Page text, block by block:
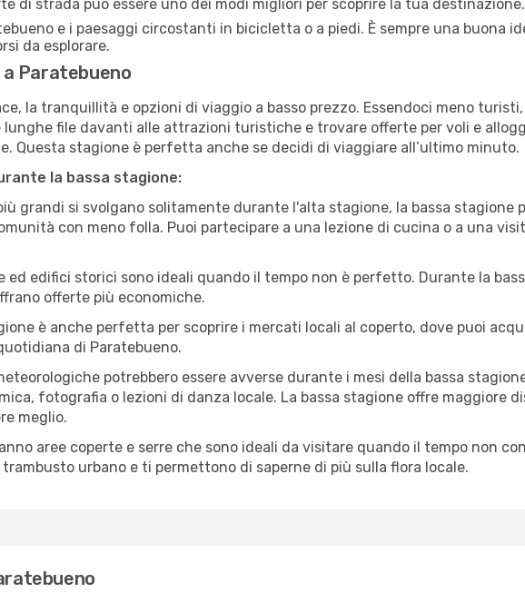
di strada può essere uno dei modi migliori per scoprire la tua destinazione.
e i paesaggi circostanti in bicicletta o a piedi. È sempre una buona
da esplorare.
Paratebueno
la tranquillità e opzioni di viaggio a basso prezzo. Essendoci meno
file davanti alle attrazioni turistiche e trovare offerte per voli e
Questa stagione è perfetta anche se decidi di viaggiare all’ultimo minuto.
la bassa stagione:
grandi si svolgano solitamente durante l'alta stagione, la bassa stagione
con meno folla. Puoi partecipare a una lezione di cucina o a una
ed edifici storici sono ideali quando il tempo non è perfetto. Durante la
offerte più economiche.
è anche perfetta per scoprire i mercati locali al coperto, dove puoi
di Paratebueno.
potrebbero essere avverse durante i mesi della bassa
fotografia o lezioni di danza locale. La bassa stagione offre maggiore
meglio.
aree coperte e serre che sono ideali da visitare quando il tempo non
urbano e ti permettono di saperne di più sulla flora locale.